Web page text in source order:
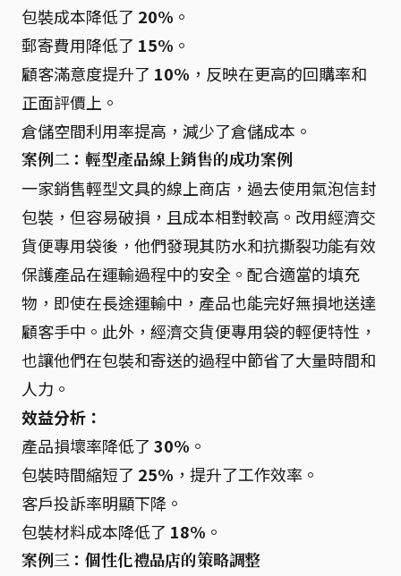
包裝成本降低了 20% 。
郵寄費用降低了 15% 。
顧客滿意度提升了 10% ，反映在更高的回購率和
正面評價上。
倉儲空間利用率提高，減少了倉儲成本。
案例二：輕型產品線上銷售的成功案例
一家銷售輕型文具的線上商店，過去使用氣泡信封
包裝，但容易破損，且成本相對較高。改用經濟交
貨便專用袋後，他們發現其防水和抗撕裂功能有效
保護產品在運輸過程中的安全。配合適當的填充
物，即使在長途運輸中，產品也能完好無損地送達
顧客手中。此外，經濟交貨便專用袋的輕便特性，
也讓他們在包裝和寄送的過程中節省了大量時間和
人力。
效益分析：
產品損壞率降低了 30% 。
包裝時間縮短了 25% ，提升了工作效率。
客戶投訴率明顯下降。
包裝材料成本降低了 18% 。
案例三：個性化禮品店的策略調整